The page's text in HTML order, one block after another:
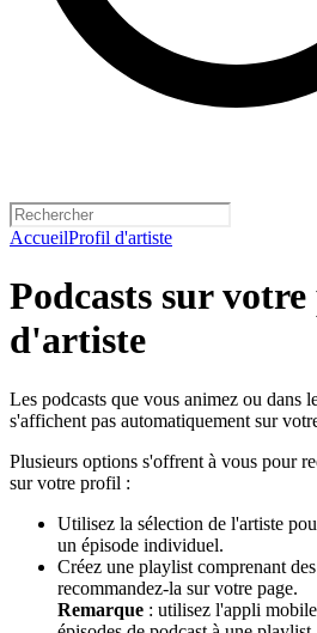
AccueilProfil d'artiste
Podcasts sur
d'artiste
Les podcasts que vous animez ou dans
s'affichent pas automatiquement sur
Plusieurs options s'offrent à vous pour
sur votre profil :
Utilisez la sélection de l'artiste
un épisode individuel.
Créez une playlist comprenant
recommandez-la sur votre page.
Remarque : utilisez l'appli